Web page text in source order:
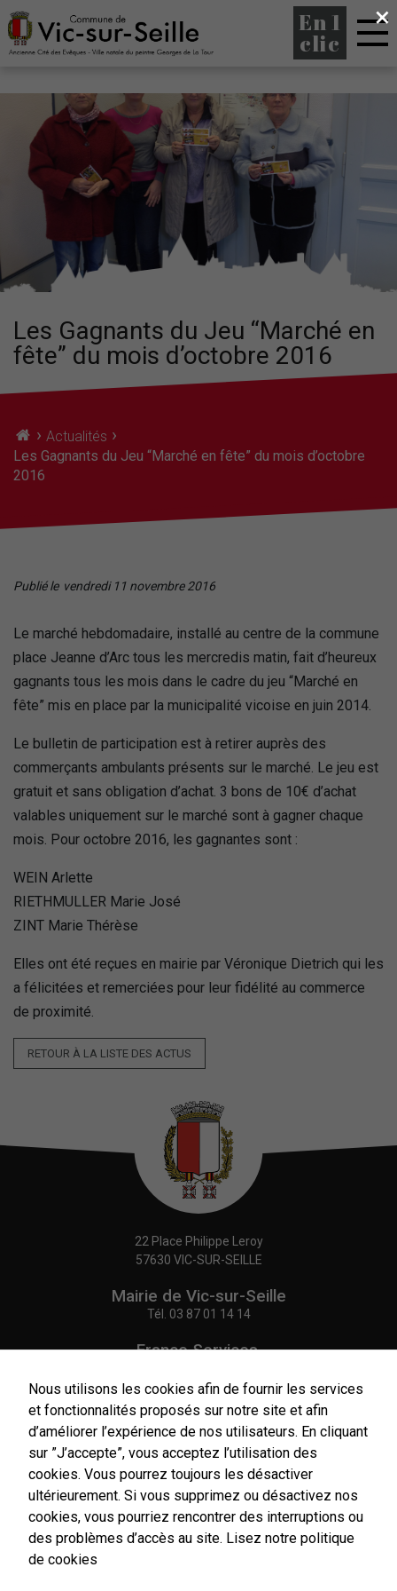
En 1
clic
Les Gagnants du Jeu “Marché en
fête” du mois d’octobre 2016
› Actualités ›
Les Gagnants du Jeu “Marché en fête” du mois d’octobre
2016
Publié le vendredi 11 novembre 2016
Le marché hebdomadaire, installé au centre de la commune
place Jeanne d’Arc tous les mercredis matin, fait d’heureux
gagnants tous les mois dans le cadre du jeu “Marché en
fête” mis en place par la municipalité vicoise en juin 2014.
Le bulletin de participation est à retirer auprès des
commerçants ambulants présents sur le marché. Le jeu est
gratuit et sans obligation d’achat. 3 bons de 10€ d’achat
valables uniquement sur le marché sont à gagner chaque
mois. Pour octobre 2016, les gagnantes sont :
WEIN Arlette
RIETHMULLER Marie José
ZINT Marie Thérèse
Elles ont été reçues en mairie par Véronique Dietrich qui les
a félicitées et remerciées pour leur fidélité au commerce
de proximité.
RETOUR À LA LISTE DES ACTUS
22 Place Philippe Leroy
57630 VIC-SUR-SEILLE
Mairie de Vic-sur-Seille
Tél. 03 87 01 14 14
France Services,
Tél.03 87 86 41 48
NOUS CONTACTER
Horaires
d'ouverture
×
Nous utilisons les cookies afin de fournir les services
et fonctionnalités proposés sur notre site et afin
d’améliorer l’expérience de nos utilisateurs. En cliquant
sur ”J’accepte”, vous acceptez l’utilisation des
cookies. Vous pourrez toujours les désactiver
ultérieurement. Si vous supprimez ou désactivez nos
cookies, vous pourriez rencontrer des interruptions ou
des problèmes d’accès au site. Lisez notre politique
de cookies
Nécessaires
Ces cookies
sont utiles au
bon
fonctionnement
de notre site